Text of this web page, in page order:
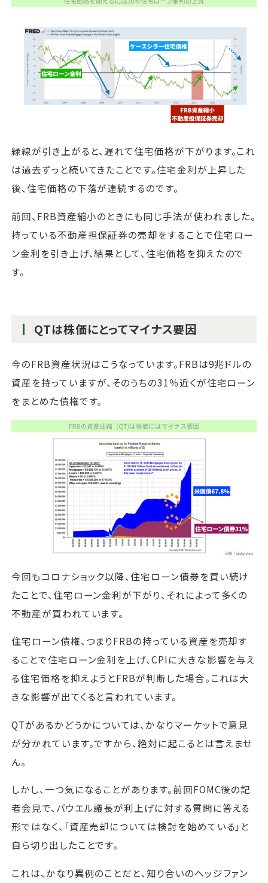
緑線が引き上がると、遅れて住宅価格が下がります。これ
は過去ずっと続いてきたことです。住宅金利が上昇した
後、住宅価格の下落が連続するのです。
前回、FRB資産縮小のときにも同じ手法が使われました。
持っている不動産担保証券の売却をすることで住宅ロー
ン金利を引き上げ、結果として、住宅価格を抑えたので
す。
QTは株価にとってマイナス要因
今のFRB資産状況はこうなっています。FRBは9兆ドルの
資産を持っていますが、そのうちの31％近くが住宅ローン
をまとめた債権です。
今回もコロナショック以降、住宅ローン債券を買い続け
たことで、住宅ローン金利が下がり、それによって多くの
不動産が買われています。
住宅ローン債権、つまりFRBの持っている資産を売却す
ることで住宅ローン金利を上げ、CPIに大きな影響を与え
る住宅価格を抑えようとFRBが判断した場合。これは大
きな影響が出てくると言われています。
QTがあるかどうかについては、かなりマーケットで意見
が分かれています。ですから、絶対に起こるとは言えませ
ん。
しかし、一つ気になることがあります。前回FOMC後の記
者会見で、パウエル議長が利上げに対する質問に答える
形ではなく、「資産売却については検討を始めている」と
自ら切り出したことです。
これは、かなり異例のことだと、知り合いのヘッジファン